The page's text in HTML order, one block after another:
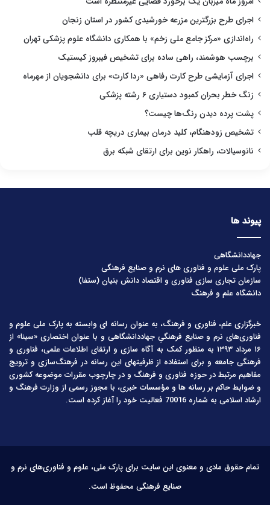
اجرای طرح بزرگترین مزرعه خورشیدی کشور در استان زنجان
راه‌اندازی «مرکز جامع ملی زخم» با همکاری دانشگاه علوم پزشکی تهران
برچسب هوشمند، راهی ساده برای تشخیص فیبروز کیستیک
اجرای آزمایشی طرح کارت رفاهی «ردا کارت» برای دانشجویان از مهرماه
زنگ خطر بحران کمبود دستیاری ۶ رشته پزشکی
پشت پرده دیدن رنگ‌ها چیست؟
تشخیص زودهنگام، کلید درمان بیماری دریچه قلب
نانوسیالات، راهکار نوین برای ارتقای شبکه برق
پیوند ها
جهاددانشگاهی
پارک ملی علوم و فناوری های نرم و صنایع فرهنگی
سازمان تجاری سازی فناوری و اقتصاد دانش بنیان (ستفا)
دانشگاه علم و فرهنگ
خبرگزاری علم، فناوری و فرهنگ، به عنوان رسانه ای وابسته به پارک ملی علوم و
فناوری‌های نرم و صنایع فرهنگیِ جهاددانشگاهی و با عنوان اختصاری «سینا» از
۱۶ مرداد ۱۳۹۳ به منظور کمک به آگاه سازی و ارتقای اطلاعات علمی، فناوری و
فرهنگی جامعه و برای استفاده از ظرفیتهای این رسانه در فرهنگ‌سازی و ترویج
مفاهیم مرتبط در حوزه فناوری و فرهنگ و در چارچوب مقررات موضوعه کشوری
و ضوابط حاکم بر رسانه ها و مؤسسات خبری، با مجوز رسمی از وزارت فرهنگ و
ارشاد اسلامی به شماره 70016 فعالیت خود را آغاز کرده است.
تمام حقوق مادی و معنوی این سایت برای پارک ملی، علوم و فناوری‌های نرم و
صنایع فرهنگی محفوظ است.